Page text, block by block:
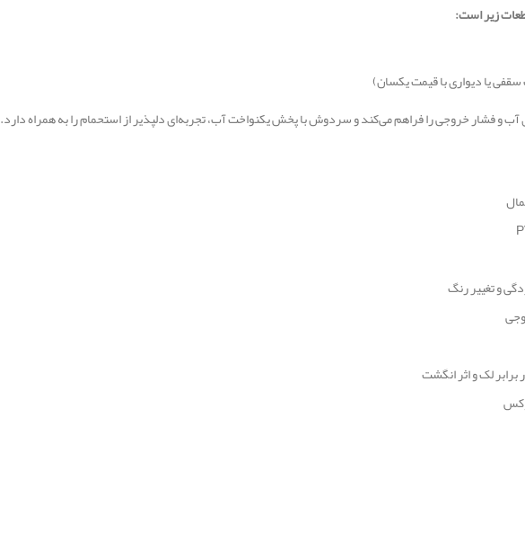
یا دیواری با قیمت یکسان)
آب و فشار خروجی را فراهم می‌کند و سردوش با پخش یکنواخت آب، تجربه‌ای دلپذیر از استحمام را به همراه دارد.
و تغییر رنگ
لک و اثر انگشت